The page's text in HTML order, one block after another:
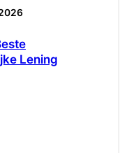
Lening